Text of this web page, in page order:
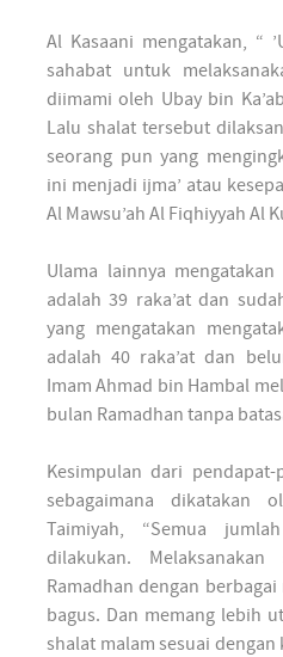
Al Kasaani mengatakan, “
sahabat untuk
diimami oleh Ubay bin
Lalu shalat tersebut
seorang pun yang
ini menjadi ijma’ atau
Al Mawsu’ah Al Fiqhiyyah Al
Ulama lainnya
adalah 39 raka’at dan
yang mengatakan
adalah 40 raka’at dan
Imam Ahmad bin Hambal
bulan Ramadhan tanpa
Kesimpulan dari
sebagaimana dikatakan
Taimiyah, “Semua
dilakukan.
Ramadhan dengan
bagus. Dan memang lebih
shalat malam sesuai dengan